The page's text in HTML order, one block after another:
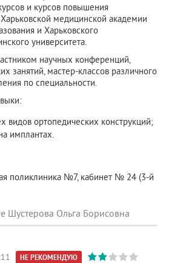
и курсов повышения
медицинской академии
и Харьковского
университета.
научных конференций,
занятий, мастер-классов различного
по специальности.
видов ортопедических конструкций;
имплантах.
поликлиника №7, кабинет № 24 (3-й
Шустерова Ольга Борисовна
НЕ РЕКОМЕНДУЮ